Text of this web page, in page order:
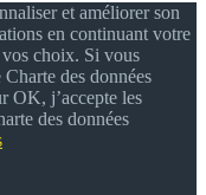
et améliorer son
en continuant votre
choix. Si vous
des données
OK, j’accepte les
des données